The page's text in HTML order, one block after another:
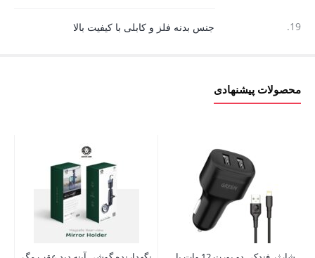
19. جنس بدنه فلز و کابلی با کیفیت بالا
محصولات پیشنهادی